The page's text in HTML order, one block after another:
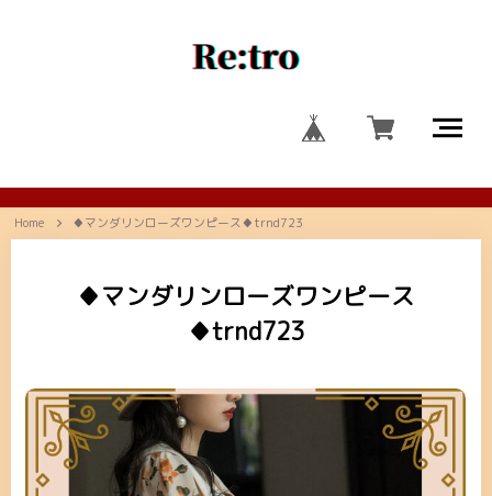
Home ♦マンダリンローズワンピース♦trnd723
♦マンダリンローズワンピース
♦trnd723